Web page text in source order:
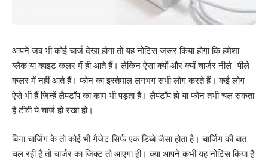
आपने जब भी कोई चार्ज देखा होगा तो यह नोटिस जरूर किया होगा कि हमेशा
ब्लैक या व्हाइट कलर में ही आते हैं। लेकिन ऐसा क्यों और क्यों चार्जर नीले -पीले
कलर में नहीं आते हैं। फोन का इस्तेमाल लगभग सभी लोग करते हैं। कई लोग
ऐसे भी हैं जिन्हें लैपटॉप का काम भी पड़ता है। लैपटॉप हो या फोन तभी चल सकता
है टीवी ये चार्ज हो रखा हो।
बिना चार्जिंग के तो कोई भी गैजेट सिर्फ एक डिब्बे जैसा होता है। चार्जिंग की बात
चल रही है तो चार्जर का जिक्ट तो आएगा ही। क्या आपने कभी यह नोटिस किया है